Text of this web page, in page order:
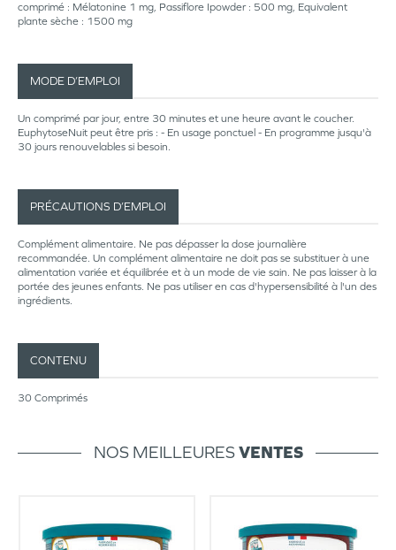
comprimé : Mélatonine 1 mg, Passiflore Ipowder : 500 mg, Equivalent
plante sèche : 1500 mg
MODE D’EMPLOI
Un comprimé par jour, entre 30 minutes et une heure avant le coucher.
EuphytoseNuit peut être pris : - En usage ponctuel - En programme jusqu'à
30 jours renouvelables si besoin.
PRÉCAUTIONS D’EMPLOI
Complément alimentaire. Ne pas dépasser la dose journalière
recommandée. Un complément alimentaire ne doit pas se substituer à une
alimentation variée et équilibrée et à un mode de vie sain. Ne pas laisser à la
portée des jeunes enfants. Ne pas utiliser en cas d'hypersensibilité à l'un des
ingrédients.
CONTENU
30 Comprimés
NOS MEILLEURESVENTES